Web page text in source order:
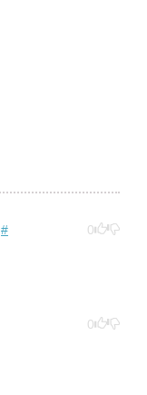
# 0
0